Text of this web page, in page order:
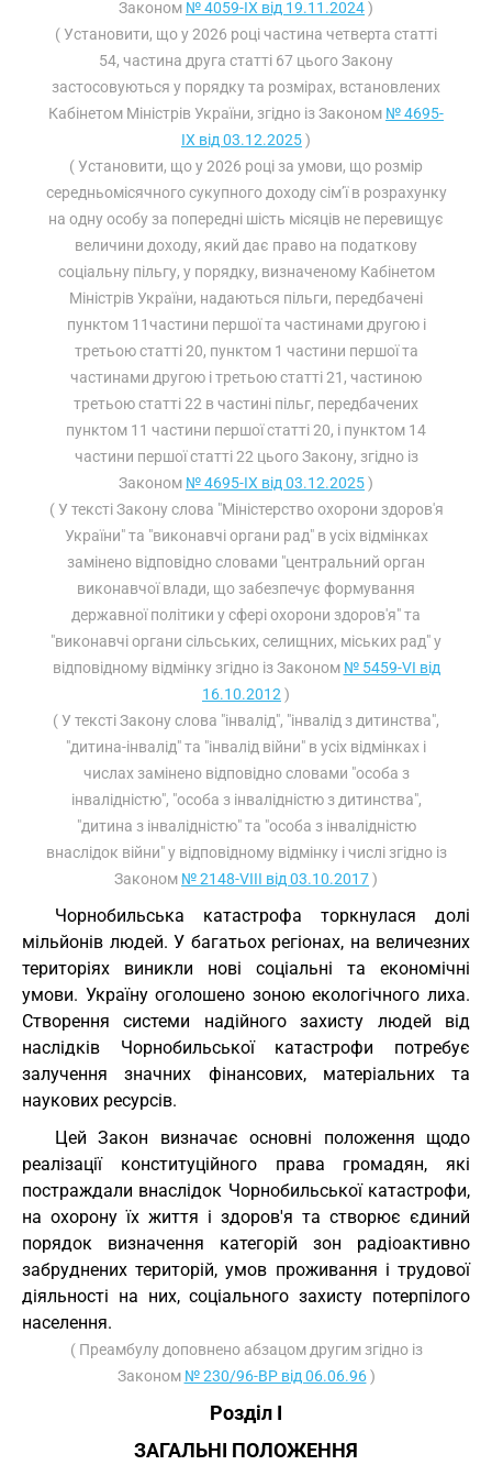
Законом № 4059-IX від 19.11.2024)
( Установити, що у 2026 році частина четверта статті
54, частина друга статті 67 цього Закону
застосовуються у порядку та розмірах, встановлених
Кабінетом Міністрів України, згідно із Законом № 4695-
IX від 03.12.2025)
( Установити, що у 2026 році за умови, що розмір
середньомісячного сукупного доходу сім’ї в розрахунку
на одну особу за попередні шість місяців не перевищує
величини доходу, який дає право на податкову
соціальну пільгу, у порядку, визначеному Кабінетом
Міністрів України, надаються пільги, передбачені
пунктом 11частини першої та частинами другою і
третьою статті 20, пунктом 1 частини першої та
частинами другою і третьою статті 21, частиною
третьою статті 22 в частині пільг, передбачених
пунктом 11 частини першої статті 20, і пунктом 14
частини першої статті 22 цього Закону, згідно із
Законом № 4695-IX від 03.12.2025)
( У тексті Закону слова "Міністерство охорони здоров'я
України" та "виконавчі органи рад" в усіх відмінках
замінено відповідно словами "центральний орган
виконавчої влади, що забезпечує формування
державної політики у сфері охорони здоров'я" та
"виконавчі органи сільських, селищних, міських рад" у
відповідному відмінку згідно із Законом № 5459-VI від
16.10.2012 )
( У тексті Закону слова "інвалід", "інвалід з дитинства",
"дитина-інвалід" та "інвалід війни" в усіх відмінках і
числах замінено відповідно словами "особа з
інвалідністю", "особа з інвалідністю з дитинства",
"дитина з інвалідністю" та "особа з інвалідністю
внаслідок війни" у відповідному відмінку і числі згідно із
Законом № 2148-VIII від 03.10.2017)
Чорнобильська катастрофа торкнулася долі
мільйонів людей. У багатьох регіонах, на величезних
територіях виникли нові соціальні та економічні
умови. Україну оголошено зоною екологічного лиха.
Створення системи надійного захисту людей від
наслідків Чорнобильської катастрофи потребує
залучення значних фінансових, матеріальних та
наукових ресурсів.
Цей Закон визначає основні положення щодо
реалізації конституційного права громадян, які
постраждали внаслідок Чорнобильської катастрофи,
на охорону їх життя і здоров'я та створює єдиний
порядок визначення категорій зон радіоактивно
забруднених територій, умов проживання і трудової
діяльності на них, соціального захисту потерпілого
населення.
( Преамбулу доповнено абзацом другим згідно із
Законом № 230/96-ВР від 06.06.96)
Розділ I
ЗАГАЛЬНІ ПОЛОЖЕННЯ